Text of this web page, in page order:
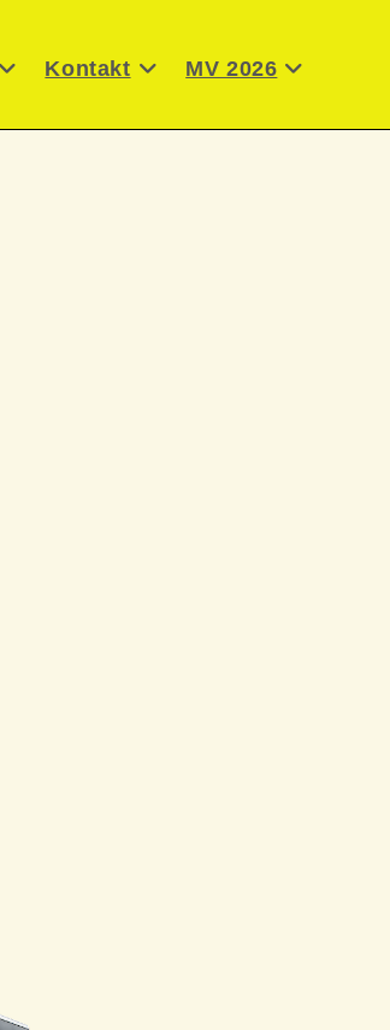
Kontakt MV 2026